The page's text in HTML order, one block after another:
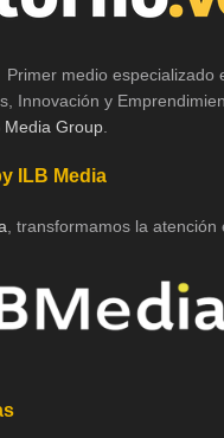
medio especializado
Innovación y
Media Group
ILB Media
, transformamos la atención